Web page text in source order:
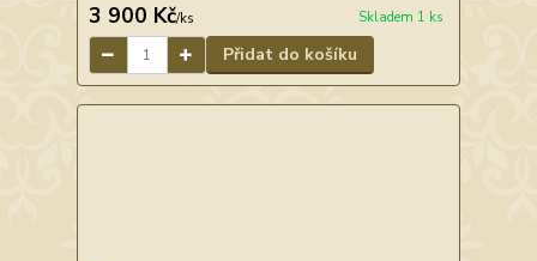
3 900 Kč/ks Skladem 1 ks
Přidat do košíku